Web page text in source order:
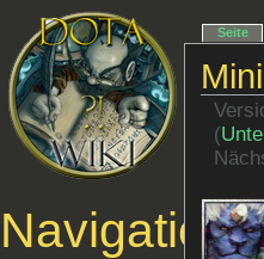
(
Seite